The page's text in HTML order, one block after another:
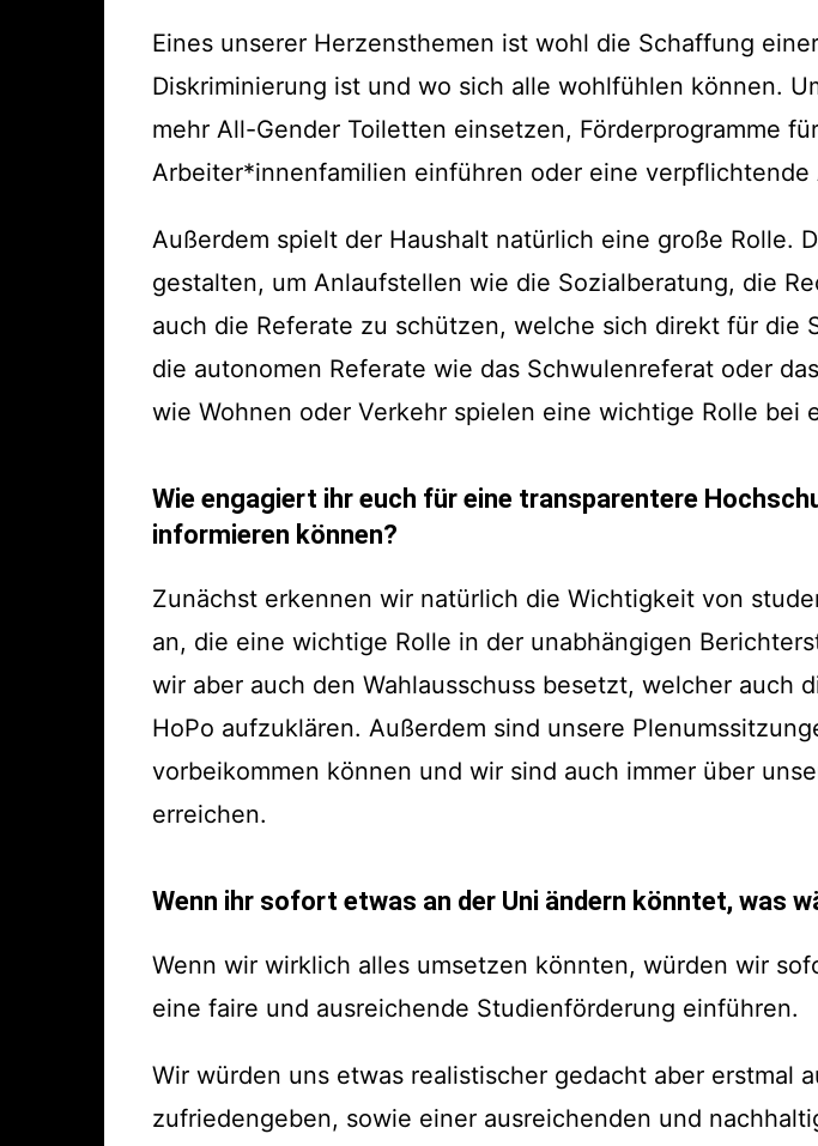
Eines unserer Herzensthemen ist wohl die Schaffung
Diskriminierung ist und wo sich alle wohlfühlen können.
mehr All-Gender Toiletten einsetzen, Förderprogramme
Arbeiter*innenfamilien einführen oder eine
Außerdem spielt der Haushalt natürlich eine große Rolle.
gestalten, um Anlaufstellen wie die Sozialberatung, die
auch die Referate zu schützen, welche sich direkt für die
die autonomen Referate wie das Schwulenreferat oder
wie Wohnen oder Verkehr spielen eine wichtige Rolle bei
Wie engagiert ihr euch für eine transparentere
informieren können?
Zunächst erkennen wir natürlich die Wichtigkeit von
an, die eine wichtige Rolle in der unabhängigen
wir aber auch den Wahlausschuss besetzt, welcher auch
HoPo aufzuklären. Außerdem sind unsere
vorbeikommen können und wir sind auch immer über
erreichen.
Wenn ihr sofort etwas an der Uni ändern könntet, was
Wenn wir wirklich alles umsetzen könnten, würden wir
eine faire und ausreichende Studienförderung einführen.
Wir würden uns etwas realistischer gedacht aber erstmal
zufriedengeben, sowie einer ausreichenden und